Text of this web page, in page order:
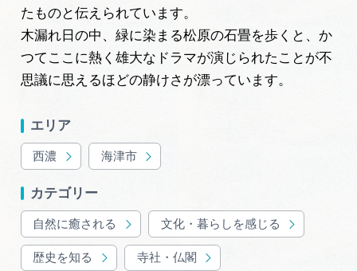
買い物・お土産
体験予約サイト「ＶＩＳＩＴ岐阜県」
岐阜県まるごと観光エリアガイド
岐阜県観光データベース
旅行会社・観光事業者の皆様へ
たものと伝えられています。
木漏れ日の中、緑に染まる松原の石畳を歩くと、か
つてここに熱く雄大なドラマが演じられたことが不
思議に思えるほどの静けさが漂っています。
エリア
西濃 海津市
カテゴリー
自然に癒される 文化・暮らしを感じる
歴史を知る 寺社・仏閣